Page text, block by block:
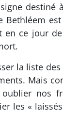
ce jour
la liste
Mais
nos
les «